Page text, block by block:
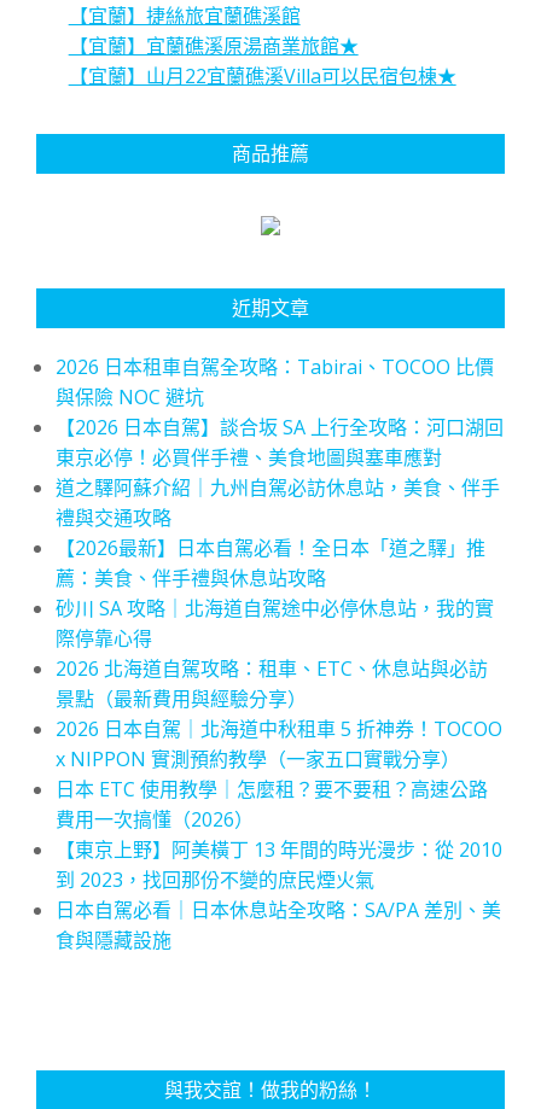
【宜蘭】捷絲旅宜蘭礁溪館
【宜蘭】宜蘭礁溪原湯商業旅館★
【宜蘭】山月22宜蘭礁溪Villa可以民宿包棟★
商品推薦
近期文章
2026 日本租車自駕全攻略：Tabirai、TOCOO 比價
與保險 NOC 避坑
【2026 日本自駕】談合坂 SA 上行全攻略：河口湖回
東京必停！必買伴手禮、美食地圖與塞車應對
道之驛阿蘇介紹｜九州自駕必訪休息站，美食、伴手
禮與交通攻略
【2026最新】日本自駕必看！全日本「道之驛」推
薦：美食、伴手禮與休息站攻略
砂川 SA 攻略｜北海道自駕途中必停休息站，我的實
際停靠心得
2026 北海道自駕攻略：租車、ETC、休息站與必訪
景點（最新費用與經驗分享）
2026 日本自駕｜北海道中秋租車 5 折神券！TOCOO
x NIPPON 實測預約教學（一家五口實戰分享）
日本 ETC 使用教學｜怎麼租？要不要租？高速公路
費用一次搞懂（2026）
【東京上野】阿美橫丁 13 年間的時光漫步：從 2010
到 2023，找回那份不變的庶民煙火氣
日本自駕必看｜日本休息站全攻略：SA/PA 差別、美
食與隱藏設施
與我交誼！做我的粉絲！